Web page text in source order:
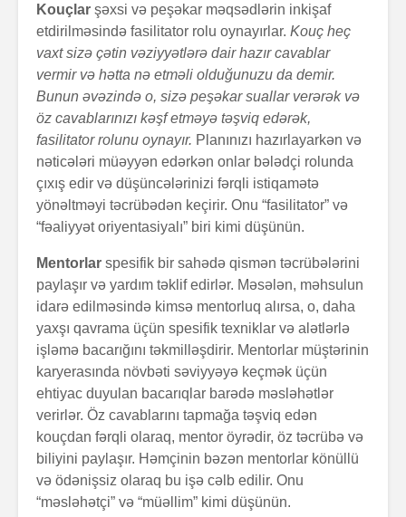
Kouçlar şəxsi və peşəkar məqsədlərin inkişaf
etdirilməsində fasilitator rolu oynayırlar. Kouç heç
vaxt sizə çətin vəziyyətlərə dair hazır cavablar
vermir və hətta nə etməli olduğunuzu da demir.
Bunun əvəzində o, sizə peşəkar suallar verərək və
öz cavablarınızı kəşf etməyə təşviq edərək,
fasilitator rolunu oynayır. Planınızı hazırlayarkən və
nəticələri müəyyən edərkən onlar bələdçi rolunda
çıxış edir və düşüncələrinizi fərqli istiqamətə
yönəltməyi təcrübədən keçirir. Onu “fasilitator” və
“fəaliyyət oriyentasiyalı” biri kimi düşünün.
Mentorlar spesifik bir sahədə qismən təcrübələrini
paylaşır və yardım təklif edirlər. Məsələn, məhsulun
idarə edilməsində kimsə mentorluq alırsa, o, daha
yaxşı qavrama üçün spesifik texniklar və alətlərlə
işləmə bacarığını təkmilləşdirir. Mentorlar müştərinin
karyerasında növbəti səviyyəyə keçmək üçün
ehtiyac duyulan bacarıqlar barədə məsləhətlər
verirlər. Öz cavablarını tapmağa təşviq edən
kouçdan fərqli olaraq, mentor öyrədir, öz təcrübə və
biliyini paylaşır. Həmçinin bəzən mentorlar könüllü
və ödənişsiz olaraq bu işə cəlb edilir. Onu
“məsləhətçi” və “müəllim” kimi düşünün.